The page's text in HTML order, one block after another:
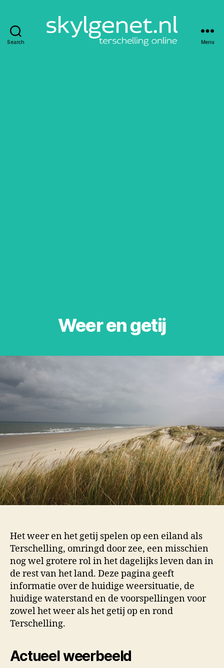
Search Menu
Weer en getij
Het weer en het getij spelen op een eiland als
Terschelling, omringd door zee, een misschien
nog wel grotere rol in het dagelijks leven dan in
de rest van het land. Deze pagina geeft
informatie over de huidige weersituatie, de
huidige waterstand en de voorspellingen voor
zowel het weer als het getij op en rond
Terschelling.
Actueel weerbeeld